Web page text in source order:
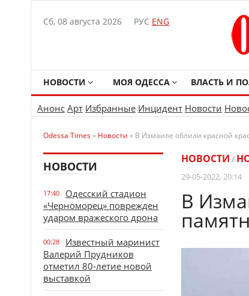
Сб, 08 августа 2026 РУС ENG
НОВОСТИ МОЯ ОДЕССА ВЛАСТЬ И
Анонс Арт Избранные Инцидент Новости
Odessa Times» Новости » В Измаиле облили красной
НОВОСТИ
17:40
Одесский стадион
«Черноморец» поврежден
ударом вражеского дрона
00:28
Известный маринист
Валерий Прудников
отметил 80-летие новой
выставкой
НОВОСТИ /
29-05-2022, 20:14
В